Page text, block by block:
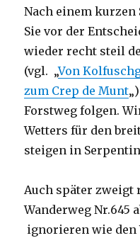
Nach einem kurzen
Sie vor der
wieder recht steil
(vgl. „Von
zum Crep de Munt
Forstweg folgen.
Wetters für den
steigen in
Auch später zweigt
Wanderweg Nr.645
ignorieren wie den